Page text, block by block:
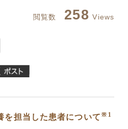
閲覧数 258 Views
担当した患者について※1